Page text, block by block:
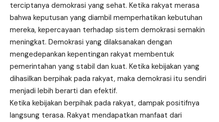
terciptanya demokrasi yang sehat. Ketika rakyat merasa
bahwa keputusan yang diambil memperhatikan kebutuhan
mereka, kepercayaan terhadap sistem demokrasi semakin
meningkat. Demokrasi yang dilaksanakan dengan
mengedepankan kepentingan rakyat membentuk
pemerintahan yang stabil dan kuat. Ketika kebijakan yang
dihasilkan berpihak pada rakyat, maka demokrasi itu sendiri
menjadi lebih berarti dan efektif.
Ketika kebijakan berpihak pada rakyat, dampak positifnya
langsung terasa. Rakyat mendapatkan manfaat dari